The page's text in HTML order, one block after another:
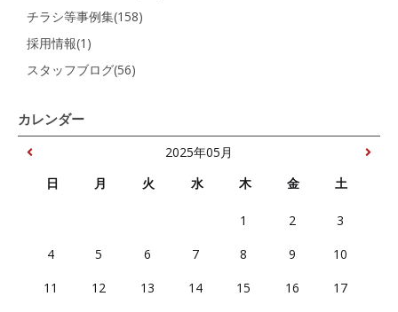
チラシ等事例集(158)
採用情報(1)
スタッフブログ(56)
カレンダー
2025年05月
日
月 火 水 木 金 土
1 2
3
4
5 6 7 8 9
10
11
12 13 14 15 16
17